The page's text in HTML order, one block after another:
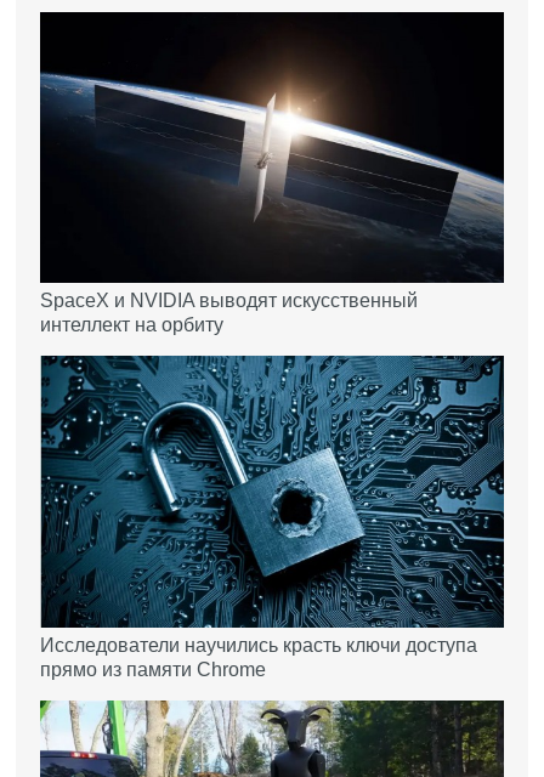
SpaceX и NVIDIA выводят искусственный
интеллект на орбиту
Исследователи научились красть ключи доступа
прямо из памяти Chrome